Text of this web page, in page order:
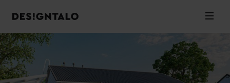
Siirry
sisältöön
Designtalo